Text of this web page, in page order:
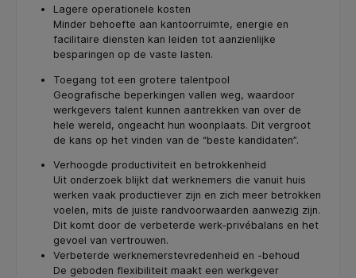
Lagere operationele kosten
Minder behoefte aan kantoorruimte, energie en
facilitaire diensten kan leiden tot aanzienlijke
besparingen op de vaste lasten.
Toegang tot een grotere talentpool
Geografische beperkingen vallen weg, waardoor
werkgevers talent kunnen aantrekken van over de
hele wereld, ongeacht hun woonplaats. Dit vergroot
de kans op het vinden van de “beste kandidaten”.
Verhoogde productiviteit en betrokkenheid
Uit onderzoek blijkt dat werknemers die vanuit huis
werken vaak productiever zijn en zich meer betrokken
voelen, mits de juiste randvoorwaarden aanwezig zijn.
Dit komt door de verbeterde werk-privébalans en het
gevoel van vertrouwen.
Verbeterde werknemerstevredenheid en -behoud
De geboden flexibiliteit maakt een werkgever